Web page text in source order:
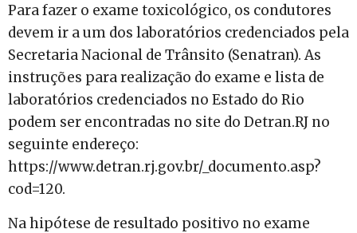
Para fazer o exame toxicológico, os condutores
devem ir a um dos laboratórios credenciados pela
Secretaria Nacional de Trânsito (Senatran). As
instruções para realização do exame e lista de
laboratórios credenciados no Estado do Rio
podem ser encontradas no site do Detran.RJ no
seguinte endereço:
https://www.detran.rj.gov.br/_documento.asp?
cod=120.
Na hipótese de resultado positivo no exame